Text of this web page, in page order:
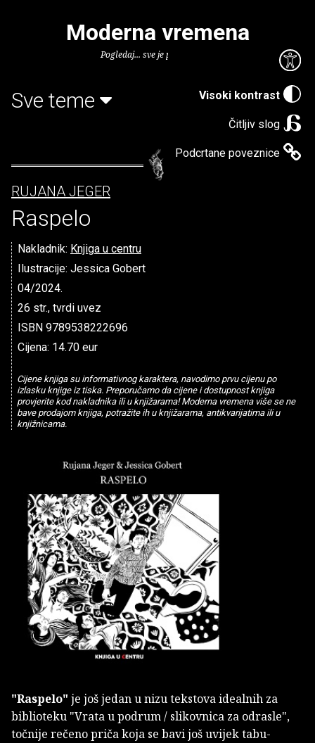
Visoki kontrast
Čitljiv slog
Podcrtane poveznice
Moderna vremena
Pogledaj... sve je puno knjiga.
Sve teme
RUJANA JEGER
Raspelo
Nakladnik: Knjiga u centru
Ilustracije: Jessica Gobert
04/2024.
26 str., tvrdi uvez
ISBN 9789538222696
Cijena: 14.70 eur
Cijene knjiga su informativnog karaktera, navodimo prvu cijenu po
izlasku knjige iz tiska. Preporučamo da cijene i dostupnost knjiga
provjerite kod nakladnika ili u knjižarama! Moderna vremena više se ne
bave prodajom knjiga, potražite ih u knjižarama, antikvarijatima ili u
knjižnicama.
"Raspelo" je još jedan u nizu tekstova idealnih za
biblioteku "Vrata u podrum / slikovnica za odrasle",
točnije rečeno priča koja se bavi još uvijek tabu-